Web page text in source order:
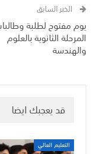
الخبر السابق
يوم مفتوح لطلبة
المرحلة الثانوية بالعلوم
والهندسة
قد يعجبك ايضا
التعليم العالي